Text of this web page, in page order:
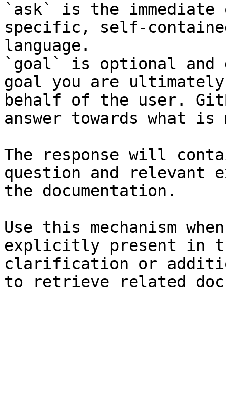
`ask` is the
specific, self-
language.
`goal` is optional and
goal you are
behalf of the user.
answer towards what
The response will
question and relevant
the documentation.
Use this mechanism
explicitly present in
clarification or